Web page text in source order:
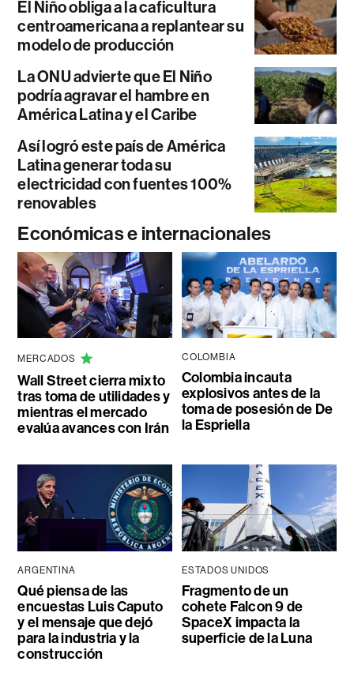
El Niño obliga a la caficultura
centroamericana a replantear su
modelo de producción
La ONU advierte que El Niño
podría agravar el hambre en
América Latina y el Caribe
Así logró este país de América
Latina generar toda su
electricidad con fuentes 100%
renovables
Económicas e internacionales
MERCADOS
Wall Street cierra mixto
tras toma de utilidades y
mientras el mercado
evalúa avances con Irán
COLOMBIA
Colombia incauta
explosivos antes de la
toma de posesión de De
la Espriella
ARGENTINA
Qué piensa de las
encuestas Luis Caputo
y el mensaje que dejó
para la industria y la
construcción
ESTADOS UNIDOS
Fragmento de un
cohete Falcon 9 de
SpaceX impacta la
superficie de la Luna